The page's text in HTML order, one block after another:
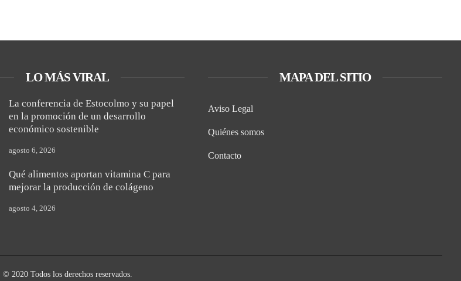
LO MÁS VIRAL
La conferencia de Estocolmo y su papel
en la promoción de un desarrollo
económico sostenible
agosto 6, 2026
Qué alimentos aportan vitamina C para
mejorar la producción de colágeno
agosto 4, 2026
MAPA DEL SITIO
Aviso Legal
Quiénes somos
Contacto
© 2020 Todos los derechos reservados.